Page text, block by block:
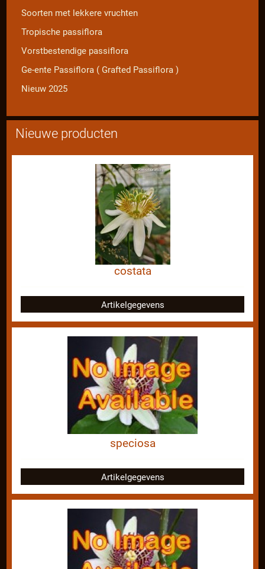
Soorten met lekkere vruchten
Tropische passiflora
Vorstbestendige passiflora
Ge-ente Passiflora ( Grafted Passiflora )
Nieuw 2025
Nieuwe producten
costata
Artikelgegevens
speciosa
Artikelgegevens